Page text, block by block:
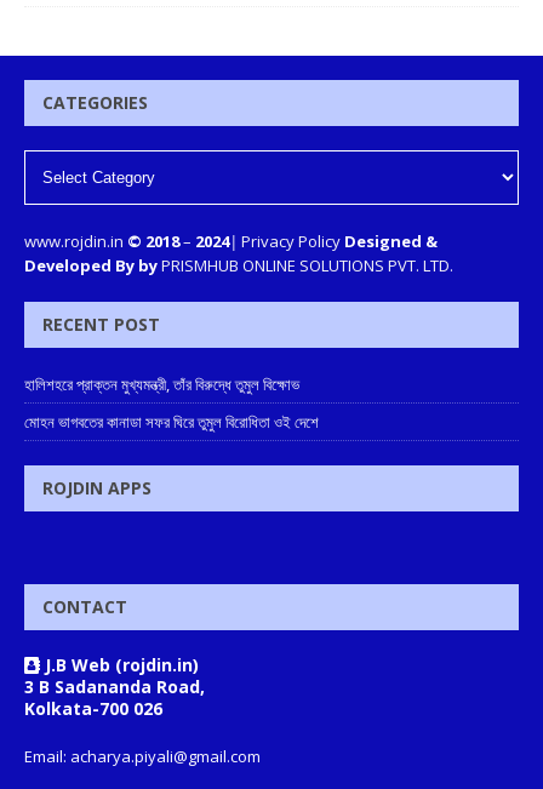
CATEGORIES
www.rojdin.in © 2018– 2024| Privacy Policy Designed &
Developed By byPRISMHUB ONLINE SOLUTIONS PVT. LTD.
RECENT POST
হালিশহরে প্রাক্তন মুখ্যমন্ত্রী, তাঁর বিরুদ্ধে তুমুল বিক্ষোভ
মোহন ভাগবতের কানাডা সফর ঘিরে তুমুল বিরোধিতা ওই দেশে
ROJDIN APPS
CONTACT
J.B Web (rojdin.in)
3 B Sadananda Road,
Kolkata-700 026
Email: acharya.piyali@gmail.com